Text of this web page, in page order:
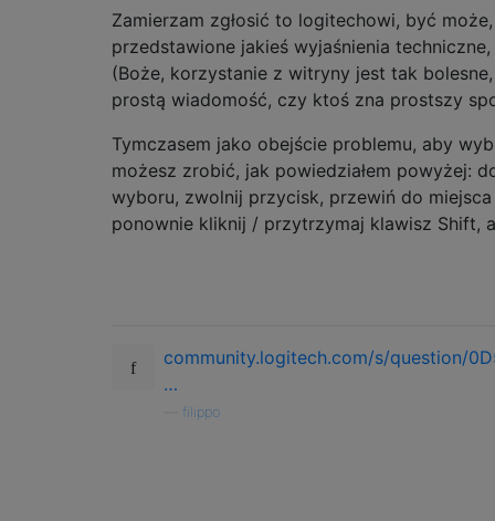
Zamierzam zgłosić to logitechowi, być
przedstawione jakieś wyjaśnienia
(Boże, korzystanie z witryny jest tak
prostą wiadomość, czy ktoś zna prostszy
Tymczasem jako obejście problemu, aby
możesz zrobić, jak powiedziałem powyżej:
wyboru, zwolnij przycisk, przewiń do
ponownie kliknij / przytrzymaj klawisz Shift,
community.logitech.com/s/question/
…
filippo